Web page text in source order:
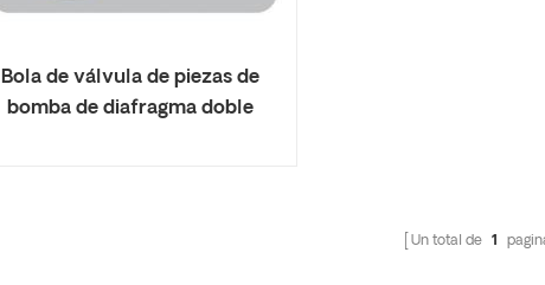
Bola de válvula de piezas de
bomba de diafragma doble
Un total de 1